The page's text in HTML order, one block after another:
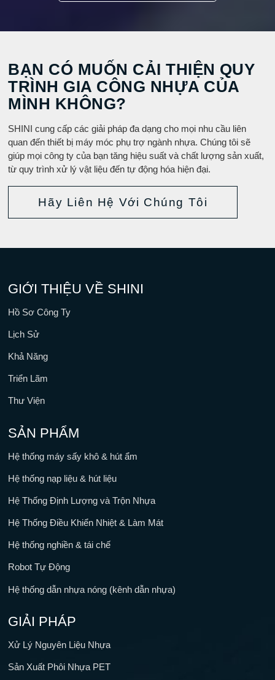
BẠN CÓ MUỐN CẢI THIỆN QUY
TRÌNH GIA CÔNG NHỰA CỦA
MÌNH KHÔNG?
SHINI cung cấp các giải pháp đa dạng cho mọi nhu cầu liên
quan đến thiết bị máy móc phụ trợ ngành nhựa. Chúng tôi sẽ
giúp mọi công ty của bạn tăng hiệu suất và chất lượng sản xuất,
từ quy trình xử lý vật liệu đến tự động hóa hiện đại.
Hãy Liên Hệ Với Chúng Tôi
GIỚI THIỆU VỀ SHINI
Hồ Sơ Công Ty
Lịch Sử
Khả Năng
Triển Lãm
Thư Viện
SẢN PHẨM
Hệ thống máy sấy khô & hút ẩm
Hệ thống nạp liệu & hút liệu
Hệ Thống Định Lượng và Trộn Nhựa
Hệ Thống Điều Khiển Nhiệt & Làm Mát
Hệ thống nghiền & tái chế
Robot Tự Động
Hệ thống dẫn nhựa nóng (kênh dẫn nhựa)
GIẢI PHÁP
Xử Lý Nguyên Liệu Nhựa
Sản Xuất Phôi Nhựa PET